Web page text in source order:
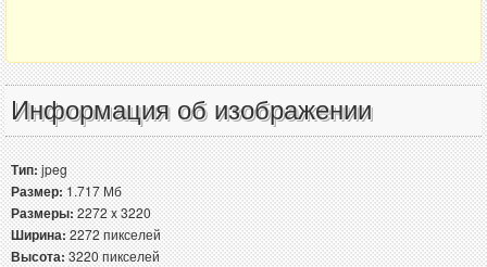
Информация об изображении
Тип:jpeg
Размер:1.717 Мб
Размеры:2272 x 3220
Ширина:2272 пикселей
Высота:3220 пикселей